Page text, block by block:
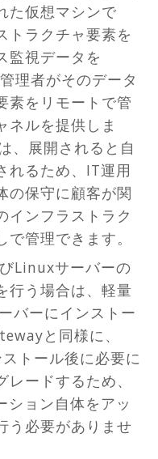
た仮想マシンで
トラクチャ要素を
監視データを
理者がそのデータ
素をリモートで管
ネルを提供しま
、展開されると自
れるため、IT運用
の保守に顧客が関
インフラストラク
管理できます。
Linuxサーバーの
行う場合は、軽量
バーにインストー
と同様に、
トール後に必要に
ードするため、
ション自体をアッ
う必要がありませ